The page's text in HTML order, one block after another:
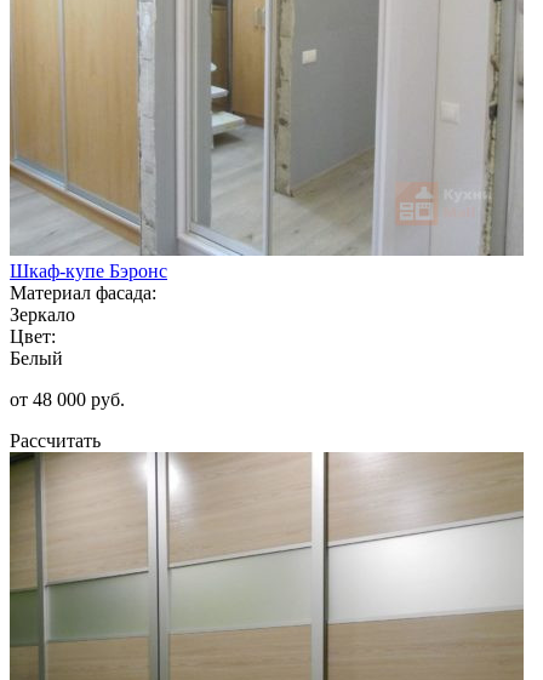
Шкаф-купе Бэронс
Материал фасада:
Зеркало
Цвет:
Белый
от 48 000 руб.
Рассчитать